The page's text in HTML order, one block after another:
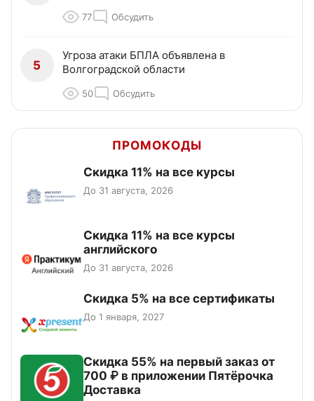
77 Обсудить
5
Угроза атаки БПЛА объявлена в
Волгоградской области
50 Обсудить
ПРОМОКОДЫ
Скидка 11% на все курсы
До 31 августа, 2026
Скидка 11% на все курсы
английского
До 31 августа, 2026
Скидка 5% на все сертификаты
До 1 января, 2027
Скидка 55% на первый заказ от
700 ₽ в приложении Пятёрочка
Доставка